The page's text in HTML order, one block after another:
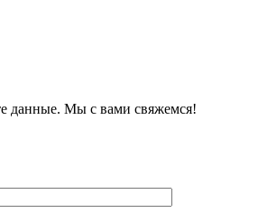
данные. Мы с вами свяжемся!